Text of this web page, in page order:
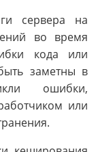
сервера на
во время
кода или
заметны в
ошибки,
или